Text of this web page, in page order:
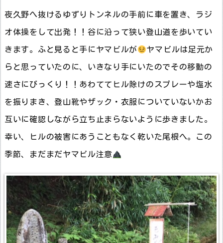
夜久野へ抜けるゆずりトンネルの手前に車を置き、ラジ
オ体操をして出発！！谷に沿って狭い登山道を歩いてい
きます。ふと見ると手にヤマビルが ヤマビルは足元か
らと思っていたのに、いきなり手にいたのでその移動の
速さにびっくり！！あわててヒル除けのスプレーや塩水
を振りまき、登山靴やザック・衣服についていないかお
互いに確認しながら立ち止まらないように歩きました。
幸い、ヒルの被害にあうこともなく乾いた尾根へ。この
季節、まだまだヤマビル注意